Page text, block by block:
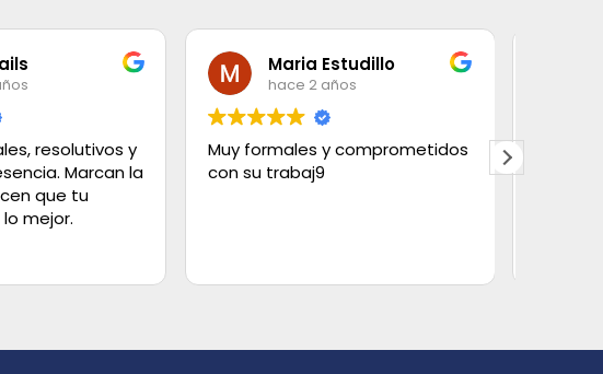
Maria Estudillo
Muy formales y comprometidos
con su trabaj9
Conchi Silva Lanza
Contraté carpas, mesas y sillas
con ellos, y en carpas te dan a
limpios, y la carpa en el cesped
que quede todo muy bien